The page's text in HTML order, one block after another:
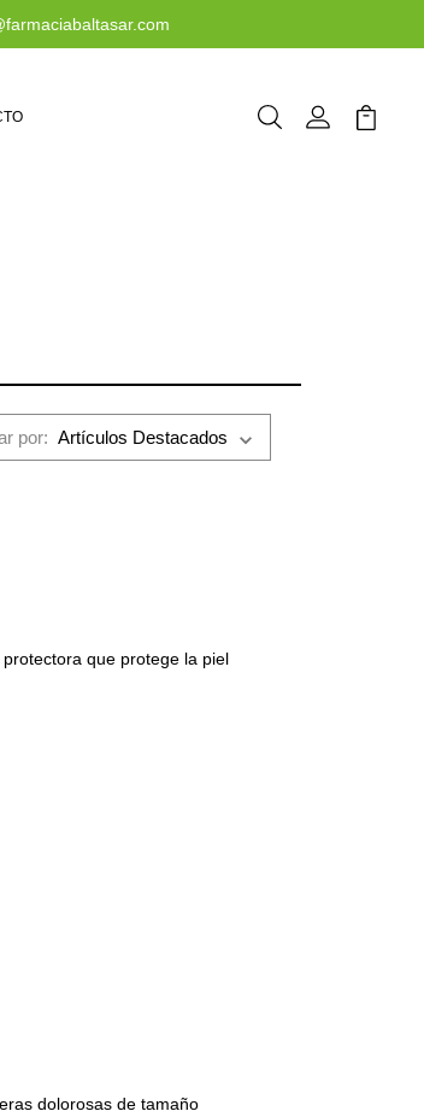
BuscarMi Cuenta
Mi
por:
que protege la piel
dolorosas de tamaño